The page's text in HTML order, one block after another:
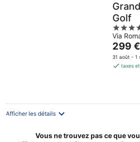
Golf
5
out
of
5
Via
Le
prix
est
nuit
299 €
31 août - 1
taxes
Afficher les détails
Vous ne trouvez pas ce que